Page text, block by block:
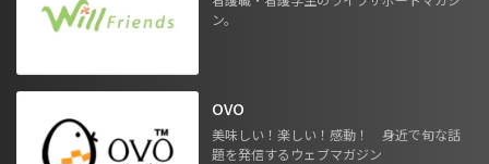
ン。
OVO
美味しい！楽しい！感動！ 身近で旬な話
題を発信するウェブマガジン